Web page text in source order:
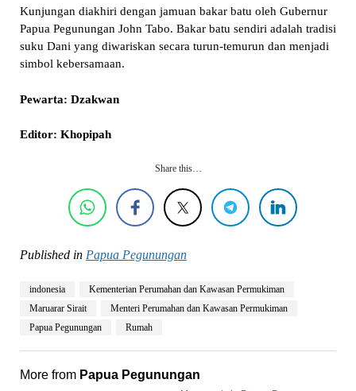
Kunjungan diakhiri dengan jamuan bakar batu oleh Gubernur
Papua Pegunungan John Tabo. Bakar batu sendiri adalah tradisi
suku Dani yang diwariskan secara turun-temurun dan menjadi
simbol kebersamaan.
Pewarta: Dzakwan
Editor: Khopipah
Share this…
Published in Papua Pegunungan
indonesia
Kementerian Perumahan dan Kawasan Permukiman
Maruarar Sirait
Menteri Perumahan dan Kawasan Permukiman
Papua Pegunungan
Rumah
More from Papua Pegunungan